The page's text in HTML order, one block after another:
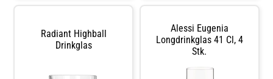
Vedligeholdelse af longdrink
glasset- Tåler opvaskemaskine.
Køb Highball & Longdrink og
Radiant Highball
Drinkglas
Alessi Eugenia
Longdrinkglas 41 Cl, 4
Stk.